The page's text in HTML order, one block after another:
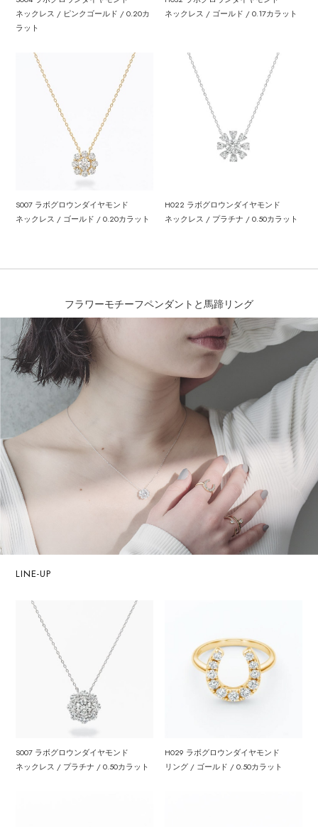
ネックレス / ピンクゴールド / 0.20カ
ラット
ネックレス / ゴールド / 0.17カラット
S007 ラボグロウンダイヤモンド
ネックレス / ゴールド / 0.20カラット
H022 ラボグロウンダイヤモンド
ネックレス / プラチナ / 0.50カラット
フラワーモチーフペンダントと馬蹄リング
LINE-UP
S007 ラボグロウンダイヤモンド
ネックレス / プラチナ / 0.50カラット
H029 ラボグロウンダイヤモンド
リング / ゴールド / 0.50カラット